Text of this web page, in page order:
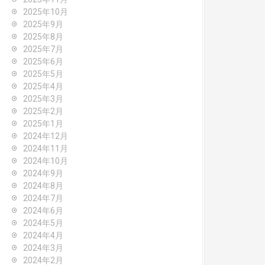
2025年10月
2025年9月
2025年8月
2025年7月
2025年6月
2025年5月
2025年4月
2025年3月
2025年2月
2025年1月
2024年12月
2024年11月
2024年10月
2024年9月
2024年8月
2024年7月
2024年6月
2024年5月
2024年4月
2024年3月
2024年2月